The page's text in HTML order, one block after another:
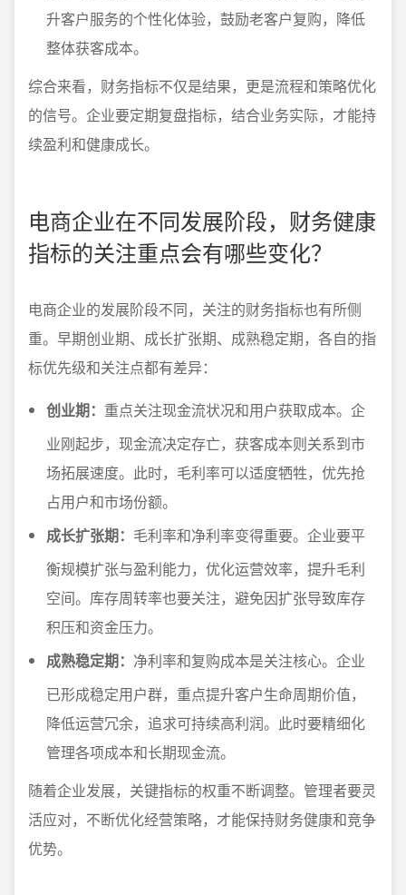
升客户服务的个性化体验，鼓励老客户复购，降低
整体获客成本。
综合来看，财务指标不仅是结果，更是流程和策略优化
的信号。企业要定期复盘指标，结合业务实际，才能持
续盈利和健康成长。
电商企业在不同发展阶段，财务健康
指标的关注重点会有哪些变化？
电商企业的发展阶段不同，关注的财务指标也有所侧
重。早期创业期、成长扩张期、成熟稳定期，各自的指
标优先级和关注点都有差异：
创业期： 重点关注现金流状况和用户获取成本。企
业刚起步，现金流决定存亡，获客成本则关系到市
场拓展速度。此时，毛利率可以适度牺牲，优先抢
占用户和市场份额。
成长扩张期： 毛利率和净利率变得重要。企业要平
衡规模扩张与盈利能力，优化运营效率，提升毛利
空间。库存周转率也要关注，避免因扩张导致库存
积压和资金压力。
成熟稳定期： 净利率和复购成本是关注核心。企业
已形成稳定用户群，重点提升客户生命周期价值，
降低运营冗余，追求可持续高利润。此时要精细化
管理各项成本和长期现金流。
随着企业发展，关键指标的权重不断调整。管理者要灵
活应对，不断优化经营策略，才能保持财务健康和竞争
优势。